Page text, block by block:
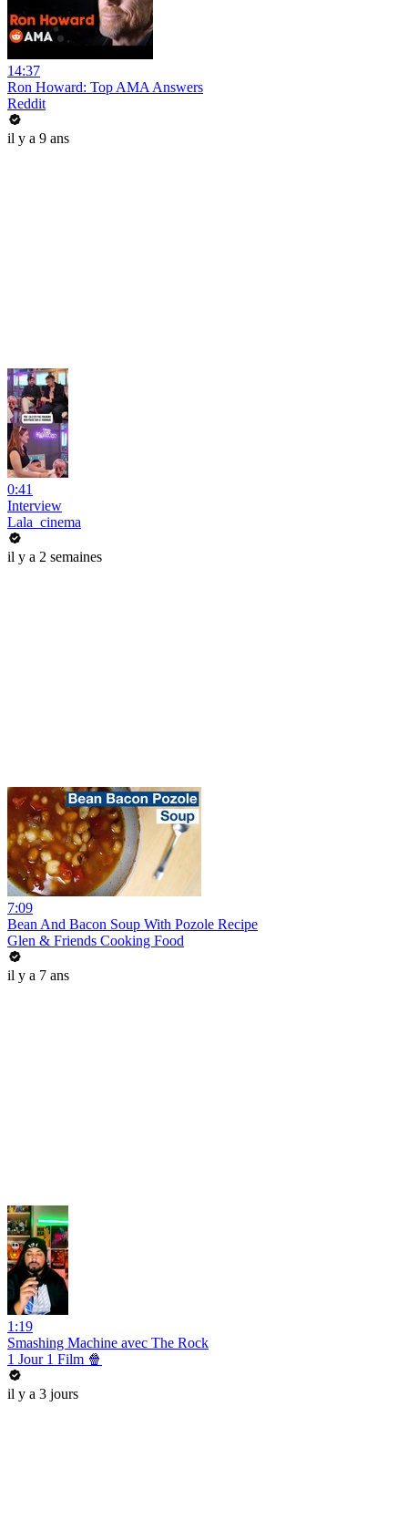
14:37
Ron Howard: Top AMA Answers
Reddit
il y a 9 ans
0:41
Interview
Lala_cinema
il y a 2 semaines
7:09
Bean And Bacon Soup With Pozole Recipe
Glen & Friends Cooking Food
il y a 7 ans
1:19
Smashing Machine avec The Rock
1 Jour 1 Film 🍿
il y a 3 jours